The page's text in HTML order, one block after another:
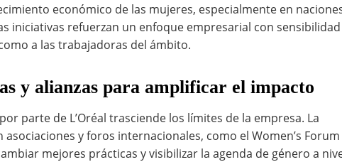
económico de las mujeres, especialmente en
iniciativas refuerzan un enfoque empresarial con
a las trabajadoras del ámbito.
y alianzas para amplificar el impacto
parte de L’Oréal trasciende los límites de la empresa. La
y foros internacionales, como el Women’s Forum
mejores prácticas y visibilizar la agenda de género a